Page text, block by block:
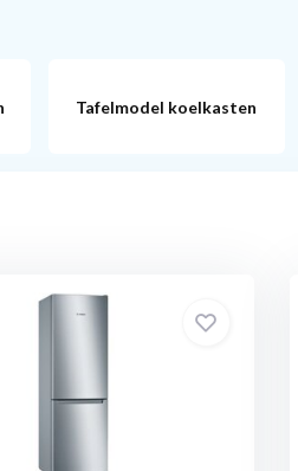
Tafelmodel koelkasten